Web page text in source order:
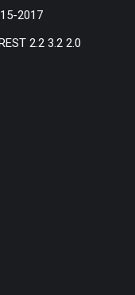
2017
2.2 3.2 2.0